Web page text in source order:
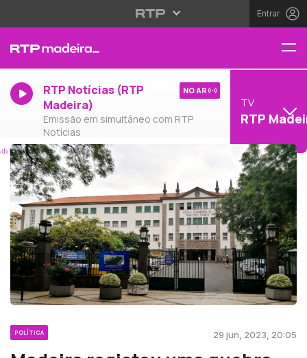
Entrar
RTP Notícias (RTP
Madeira)
Emissão em simultâneo com RTP
Notícias
NO AR
TV
RTP
POLÍTICA 29 jun, 2023, 20:05